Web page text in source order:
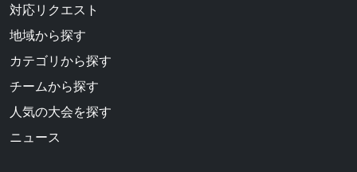
対応リクエスト
地域から探す
カテゴリから探す
チームから探す
人気の大会を探す
ニュース